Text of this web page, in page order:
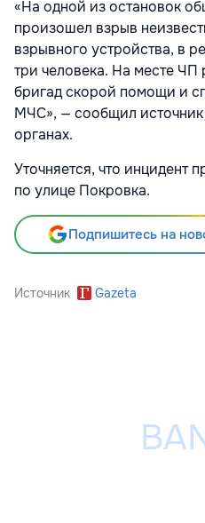
«На одной из остановок
произошел взрыв
взрывного устройства, в
три человека. На месте ЧП
бригад скорой помощи и
МЧС», — сообщил источник
органах.
Уточняется, что инцидент
по улице Покровка.
Подпишитесь на
Источник Gazeta